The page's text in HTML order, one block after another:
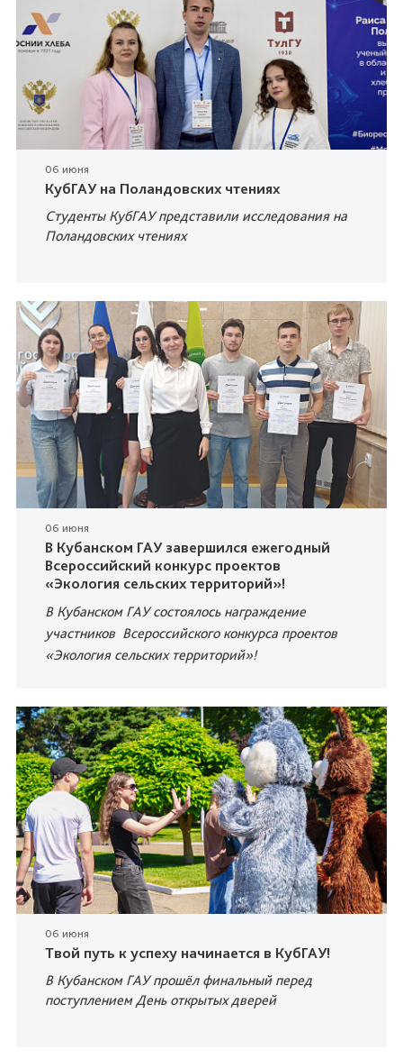
06 июня
КубГАУ на Поландовских чтениях
Студенты КубГАУ представили исследования на
Поландовских чтениях
06 июня
В Кубанском ГАУ завершился ежегодный
Всероссийский конкурс проектов
«Экология сельских территорий»!
В Кубанском ГАУ состоялось награждение
участников Всероссийского конкурса проектов
«Экология сельских территорий»!
06 июня
Твой путь к успеху начинается в КубГАУ!
В Кубанском ГАУ прошёл финальный перед
поступлением День открытых дверей